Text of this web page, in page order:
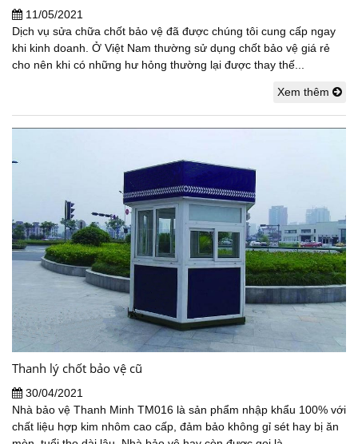
11/05/2021
Dịch vụ sửa chữa chốt bảo vệ đã được chúng tôi cung cấp ngay
khi kinh doanh. Ở Việt Nam thường sử dụng chốt bảo vệ giá rẻ
cho nên khi có những hư hỏng thường lại được thay thế...
Xem thêm
Thanh lý chốt bảo vệ cũ
30/04/2021
Nhà bảo vệ Thanh Minh TM016 là sản phẩm nhập khẩu 100% với
chất liệu hợp kim nhôm cao cấp, đảm bảo không gỉ sét hay bị ăn